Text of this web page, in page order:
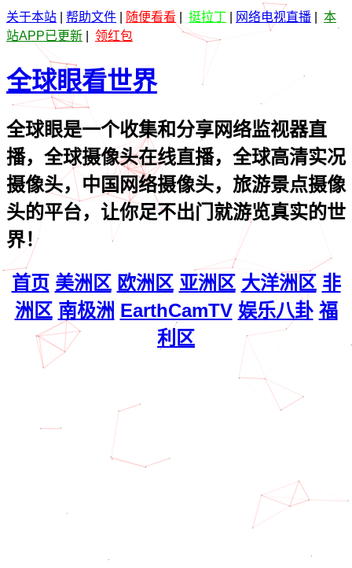
关于本站 帮助文件 随便看看 挺拉丁 网络电视直播
本
站APP已更新
领红包
全球眼看世界
全球眼是一个收集和分享网络监视器直
播，全球摄像头在线直播，全球高清实况
摄像头，中国网络摄像头，旅游景点摄像
头的平台，让你足不出门就游览真实的世
界！
首页 美洲区 欧洲区 亚洲区 大洋洲区 非
洲区 南极洲 EarthCamTV 娱乐八卦 福
利区